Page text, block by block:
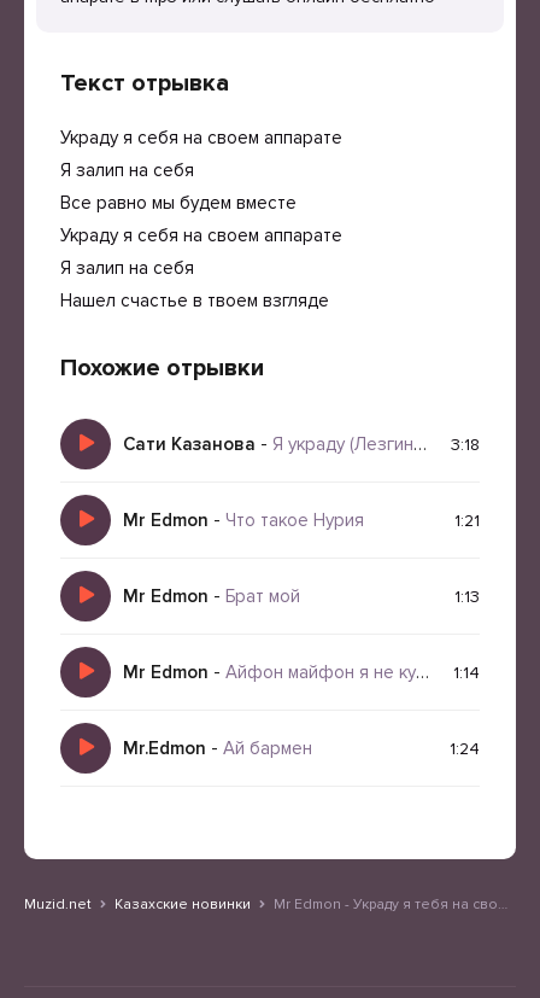
Текст отрывка
Украду я себя на своем аппарате
Я залип на себя
Все равно мы будем вместе
Украду я себя на своем аппарате
Я залип на себя
Нашел счастье в твоем взгляде
Похожие отрывки
Сати Казанова - Я украду (Лезгинка 2025) 3:18
Mr Edmon - Что такое Нурия 1:21
Mr Edmon - Брат мой 1:13
Mr Edmon - Айфон майфон я не куплю 1:14
Mr.Edmon - Ай бармен 1:24
Muzid.net Казахские новинки Mr Edmon - Украду я тебя на своем апарате